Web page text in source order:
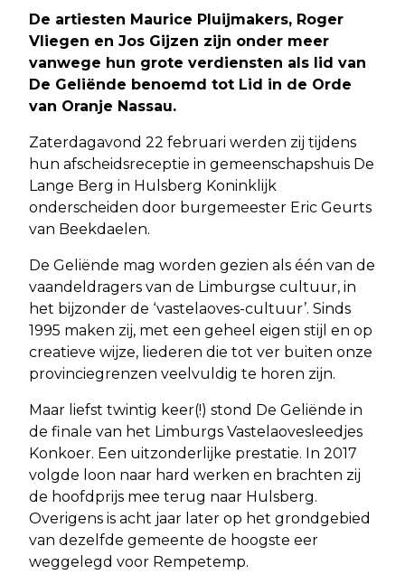
De artiesten Maurice Pluijmakers, Roger
Vliegen en Jos Gijzen zijn onder meer
vanwege hun grote verdiensten als lid van
De Geliënde benoemd tot Lid in de Orde
van Oranje Nassau.
Zaterdagavond 22 februari werden zij tijdens
hun afscheidsreceptie in gemeenschapshuis De
Lange Berg in Hulsberg Koninklijk
onderscheiden door burgemeester Eric Geurts
van Beekdaelen.
De Geliënde mag worden gezien als één van de
vaandeldragers van de Limburgse cultuur, in
het bijzonder de ‘vastelaoves-cultuur’. Sinds
1995 maken zij, met een geheel eigen stijl en op
creatieve wijze, liederen die tot ver buiten onze
provinciegrenzen veelvuldig te horen zijn.
Maar liefst twintig keer(!) stond De Geliënde in
de finale van het Limburgs Vastelaovesleedjes
Konkoer. Een uitzonderlijke prestatie. In 2017
volgde loon naar hard werken en brachten zij
de hoofdprijs mee terug naar Hulsberg.
Overigens is acht jaar later op het grondgebied
van dezelfde gemeente de hoogste eer
weggelegd voor Rempetemp.